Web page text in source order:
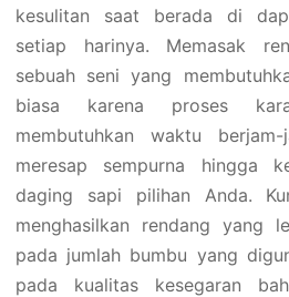
kesulitan saat berada di
setiap harinya. Memasak
sebuah seni yang
biasa karena proses
membutuhkan waktu
meresap sempurna hingga
daging sapi pilihan Anda.
menghasilkan rendang yang
pada jumlah bumbu yang
pada kualitas kesegaran